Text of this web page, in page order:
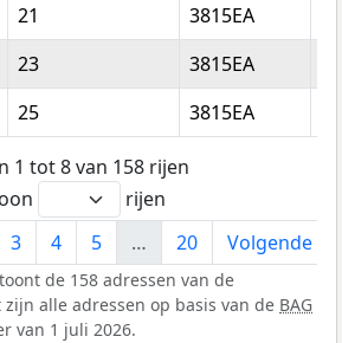
21 3815EA
23 3815EA
25 3815EA
1 tot 8 van 158 rijen
rijen
3 4 5 … 20 Volgende
de 158 adressen van de
alle adressen op basis van de BAG
van 1 juli 2026.